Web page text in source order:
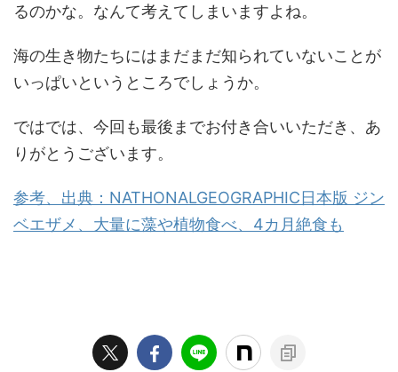
るのかな。なんて考えてしまいますよね。
海の生き物たちにはまだまだ知られていないことが
いっぱいというところでしょうか。
ではでは、今回も最後までお付き合いいただき、あ
りがとうございます。
参考、出典：NATHONALGEOGRAPHIC日本版 ジン
ベエザメ、大量に藻や植物食べ、4カ月絶食も